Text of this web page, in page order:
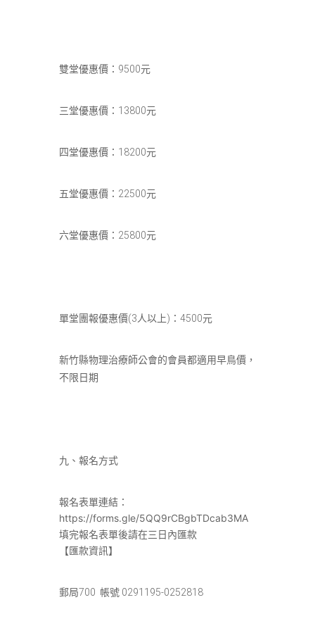
雙堂優惠價：9500元
三堂優惠價：13800元
四堂優惠價：18200元
五堂優惠價：22500元
六堂優惠價：25800元
單堂團報優惠價(3人以上)：4500元
新竹縣物理治療師公會的會員都適用早鳥價，
不限日期
九、報名方式
報名表單連結：
https://forms.gle/5QQ9rCBgbTDcab3MA
填完報名表單後請在三日內匯款
【匯款資訊】
郵局700 帳號 0291195-0252818